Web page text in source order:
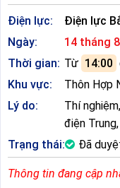
Điện lực:
Điện lực
Ngày:
14 tháng
Thời gian: Từ 14:00
Khu vực:
Thôn Hợp
Lý do:
Thí
điện
Trạng thái:
Đã
Thông tin đang cập